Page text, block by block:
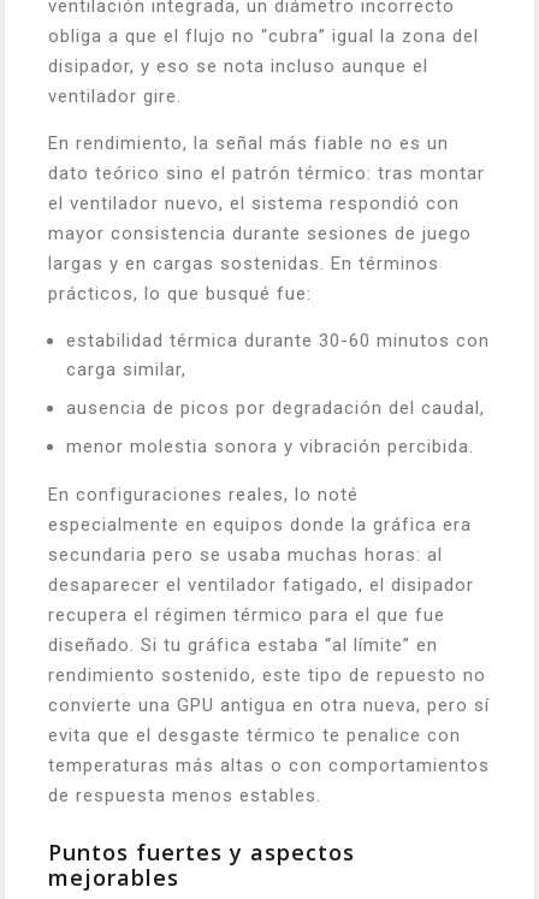
ventilación integrada, un diámetro incorrecto
obliga a que el flujo no “cubra” igual la zona del
disipador, y eso se nota incluso aunque el
ventilador gire.
En rendimiento, la señal más fiable no es un
dato teórico sino el patrón térmico: tras montar
el ventilador nuevo, el sistema respondió con
mayor consistencia durante sesiones de juego
largas y en cargas sostenidas. En términos
prácticos, lo que busqué fue:
estabilidad térmica durante 30-60 minutos con
carga similar,
ausencia de picos por degradación del caudal,
menor molestia sonora y vibración percibida.
En configuraciones reales, lo noté
especialmente en equipos donde la gráfica era
secundaria pero se usaba muchas horas: al
desaparecer el ventilador fatigado, el disipador
recupera el régimen térmico para el que fue
diseñado. Si tu gráfica estaba “al límite” en
rendimiento sostenido, este tipo de repuesto no
convierte una GPU antigua en otra nueva, pero sí
evita que el desgaste térmico te penalice con
temperaturas más altas o con comportamientos
de respuesta menos estables.
Puntos fuertes y aspectos
mejorables